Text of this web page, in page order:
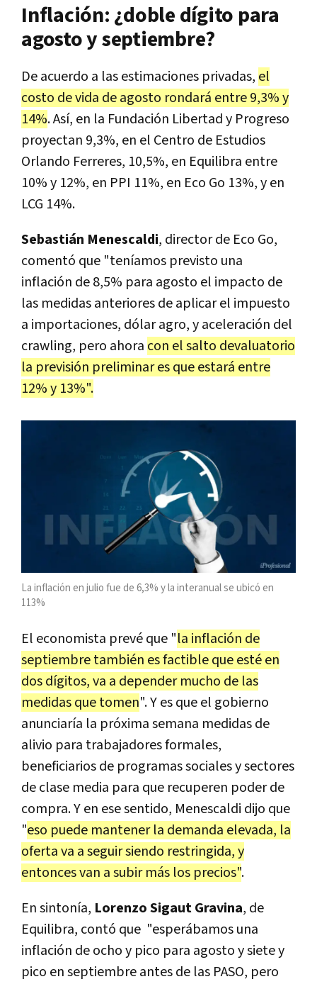
Inflación: ¿doble dígito para
agosto y septiembre?
De acuerdo a las estimaciones privadas, el
costo de vida de agosto rondará entre 9,3% y
14%. Así, en la Fundación Libertad y Progreso
proyectan 9,3%, en el Centro de Estudios
Orlando Ferreres, 10,5%, en Equilibra entre
10% y 12%, en PPI 11%, en Eco Go 13%, y en
LCG 14%.
Sebastián Menescaldi, director de Eco Go,
comentó que "teníamos previsto una
inflación de 8,5% para agosto el impacto de
las medidas anteriores de aplicar el impuesto
a importaciones, dólar agro, y aceleración del
crawling, pero ahora con el salto devaluatorio
la previsión preliminar es que estará entre
12% y 13%".
La inflación en julio fue de 6,3% y la interanual se ubicó en
113%
El economista prevé que "la inflación de
septiembre también es factible que esté en
dos dígitos, va a depender mucho de las
medidas que tomen". Y es que el gobierno
anunciaría la próxima semana medidas de
alivio para trabajadores formales,
beneficiarios de programas sociales y sectores
de clase media para que recuperen poder de
compra. Y en ese sentido, Menescaldi dijo que
"eso puede mantener la demanda elevada, la
oferta va a seguir siendo restringida, y
entonces van a subir más los precios".
En sintonía, Lorenzo Sigaut Gravina, de
Equilibra, contó que "esperábamos una
inflación de ocho y pico para agosto y siete y
pico en septiembre antes de las PASO, pero